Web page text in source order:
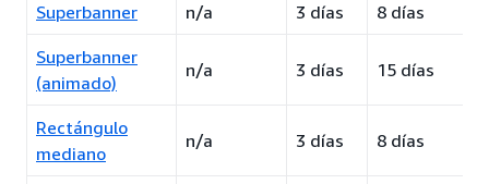
Superbanner n/a 3 días 8 días
Superbanner
(animado)
n/a 3 días 15 días
Rectángulo
mediano
n/a 3 días 8 días